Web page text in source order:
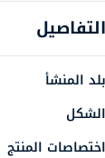
التفاصيل
بلد المنشأ
الشكل
اختصاصات المنتج